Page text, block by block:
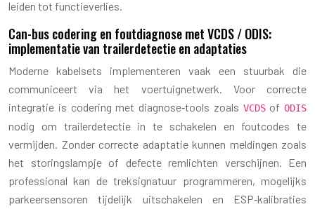
leiden tot functieverlies.
Can-bus codering en foutdiagnose met VCDS / ODIS:
implementatie van trailerdetectie en adaptaties
Moderne kabelsets implementeren vaak een stuurbak die
communiceert via het voertuignetwerk. Voor correcte
integratie is codering met diagnose‑tools zoals VCDSof ODIS
nodig om trailerdetectie in te schakelen en foutcodes te
vermijden. Zonder correcte adaptatie kunnen meldingen zoals
het storingslampje of defecte remlichten verschijnen. Een
professional kan de treksignatuur programmeren, mogelijks
parkeersensoren tijdelijk uitschakelen en ESP‑kalibraties